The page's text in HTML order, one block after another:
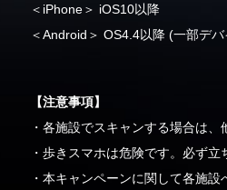
＜iPhone＞ iOS10以降
＜Android＞ OS4.4以降 (一部デ
【注意事項】
・各施設でスキャンする場合は
・歩きスマホは危険です。必ず立
・本キャンペーンに関して各施設